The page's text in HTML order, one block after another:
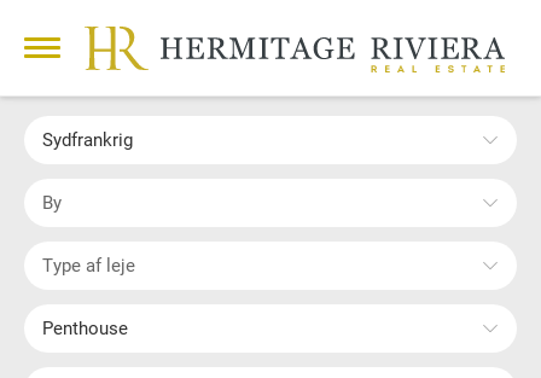
Sydfrankrig
By
Type af leje
Penthouse